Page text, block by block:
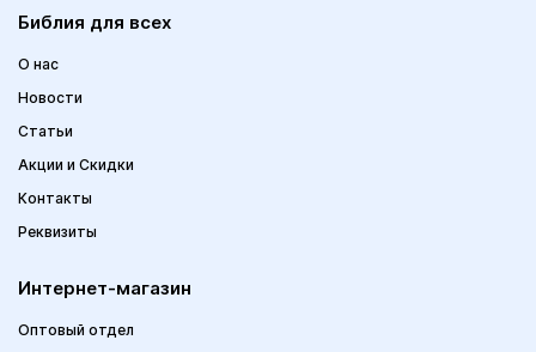
Библия для всех
О нас
Новости
Статьи
Акции и Скидки
Контакты
Реквизиты
Интернет-магазин
Оптовый отдел